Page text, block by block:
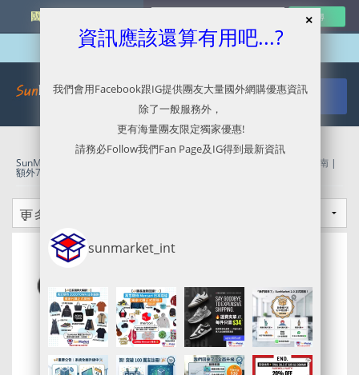
國外網購最新資訊
SunMarket 代購．代運．代寄 COACH OUTLET代購/代運/集運服務指南 |
額外75折BLACK FRIDAY SALE
資訊應該還算有用吧...?
我們會用Facebook跟IG提供團友大量國外網購優惠資訊
除了一般服務外，
更有海量團友限定獨家優惠!
請務必Follow我們Fan Page及IG得到最新資訊
sunmarket_int